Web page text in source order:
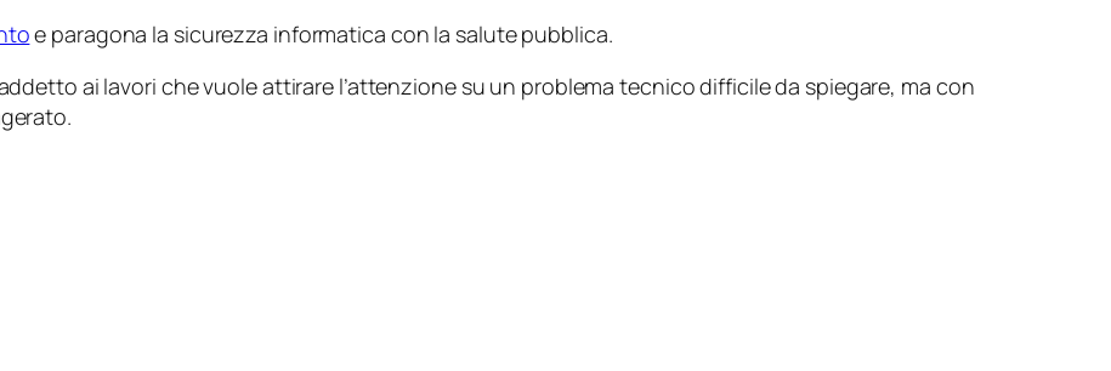
e paragona la sicurezza informatica con la salute pubblica.
ai lavori che vuole attirare l’attenzione su un problema tecnico difficile da spiegare, ma con